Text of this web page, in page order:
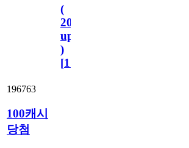
(
2023.11.1
update
)
[110
196763
100캐시
당첨